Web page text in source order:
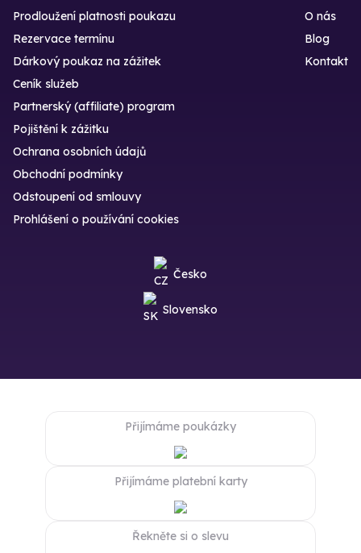
Prodloužení platnosti poukazu
Rezervace termínu
Dárkový poukaz na zážitek
O nás
Blog
Kontakt
Ceník služeb
Partnerský (affiliate) program
Pojištění k zážitku
Ochrana osobních údajů
Obchodní podmínky
Odstoupení od smlouvy
Prohlášení o používání cookies
Česko
Slovensko
Přijímáme poukázky
Přijímáme platební karty
Řekněte si o slevu